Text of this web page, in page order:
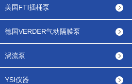
美国FTI插桶泵
德国VERDER气动隔膜泵
涡流泵
YSI仪器